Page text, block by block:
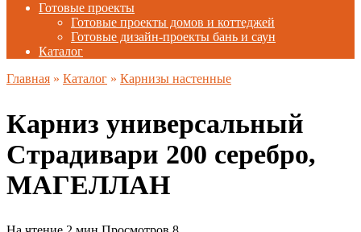
Готовые проекты
Готовые проекты домов и коттеджей
Готовые дизайн-проекты бань и саун
Каталог
Главная » Каталог » Карнизы настенные
Карниз универсальный
Страдивари 200 серебро,
МАГЕЛЛАН